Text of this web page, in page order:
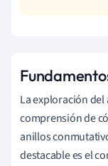
La exploración
comprensión de
anillos
destacable es el